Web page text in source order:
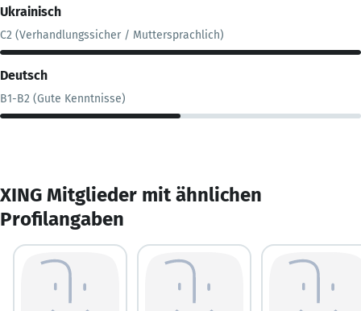
Ukrainisch
C2 (Verhandlungssicher / Muttersprachlich)
Deutsch
B1-B2 (Gute Kenntnisse)
XING Mitglieder mit ähnlichen
Profilangaben